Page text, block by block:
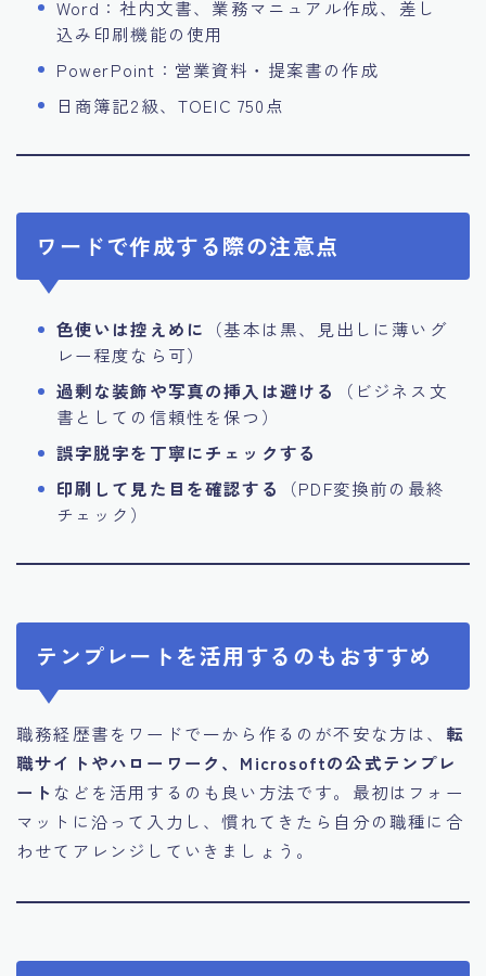
Word：社内文書、業務マニュアル作成、差し
込み印刷機能の使用
PowerPoint：営業資料・提案書の作成
日商簿記2級、TOEIC 750点
ワードで作成する際の注意点
色使いは控えめに
（基本は黒、見出しに薄いグ
レー程度なら可）
過剰な装飾や写真の挿入は避ける
（ビジネス文
書としての信頼性を保つ）
誤字脱字を丁寧にチェックする
印刷して見た目を確認する
（PDF変換前の最終
チェック）
テンプレートを活用するのもおすすめ
職務経歴書をワードで一から作るのが不安な方は、 転
職サイトやハローワーク、Microsoftの公式テンプレ
ート などを活用するのも良い方法です。最初はフォー
マットに沿って入力し、慣れてきたら自分の職種に合
わせてアレンジしていきましょう。